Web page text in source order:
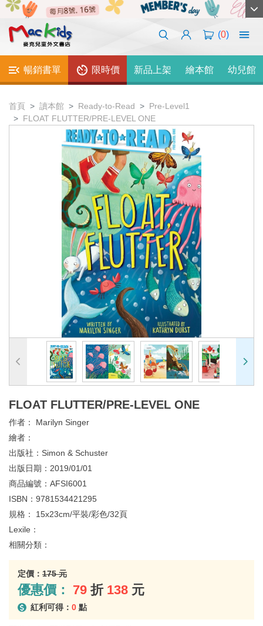
(0)
暢銷書單 限時價 新品上架 繪本館 幼兒館
首頁 讀本館 Ready-to-Read
Pre-Level1
FLOAT FLUTTER/PRE-LEVEL ONE
FLOAT FLUTTER/PRE-LEVEL ONE
作者： Marilyn Singer
繪者：
出版社： Simon & Schuster
出版日期： 2019/01/01
商品編號： AFSI6001
ISBN： 9781534421295
規格： 15x23cm/平裝/彩色/32頁
Lexile：
相關分類：
定價： 175 元
優惠價： 79 折 138 元
紅利可得： 0 點